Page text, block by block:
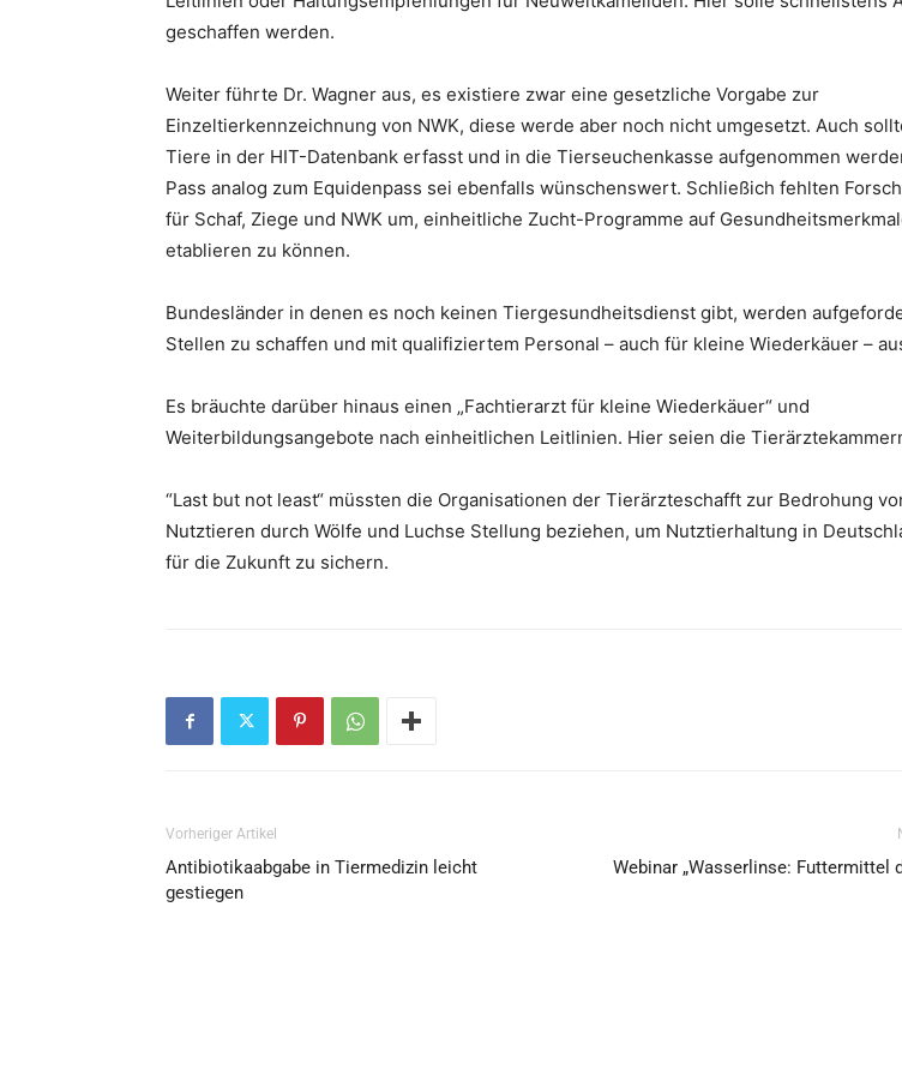
geschaffen werden.
Weiter führte Dr. Wagner aus, es existiere zwar eine gesetzliche Vorgabe zur
Einzeltierkennzeichnung von NWK, diese werde aber noch nicht umgesetzt. Auch
Tiere in der HIT-Datenbank erfasst und in die Tierseuchenkasse aufgenommen
Pass analog zum Equidenpass sei ebenfalls wünschenswert. Schließich fehlten
für Schaf, Ziege und NWK um, einheitliche Zucht-Programme auf
etablieren zu können.
Bundesländer in denen es noch keinen Tiergesundheitsdienst gibt, werden
Stellen zu schaffen und mit qualifiziertem Personal – auch für kleine Wiederkäuer –
Es bräuchte darüber hinaus einen „Fachtierarzt für kleine Wiederkäuer“ und
Weiterbildungsangebote nach einheitlichen Leitlinien. Hier seien die
“Last but not least“ müssten die Organisationen der Tierärzteschafft zur Bedrohung
Nutztieren durch Wölfe und Luchse Stellung beziehen, um Nutztierhaltung in
für die Zukunft zu sichern.
Vorheriger Artikel
Antibiotikaabgabe in Tiermedizin leicht
gestiegen
Webinar „Wasserlinse: Futtermittel